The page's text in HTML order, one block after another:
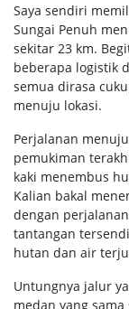
Saya sendiri
Sungai Penuh
sekitar 23 km.
beberapa logistik
semua dirasa
menuju lokasi.
Perjalanan
pemukiman
kaki menembus
Kalian bakal
dengan
tantangan
hutan dan air
Untungnya jalur
medan yang